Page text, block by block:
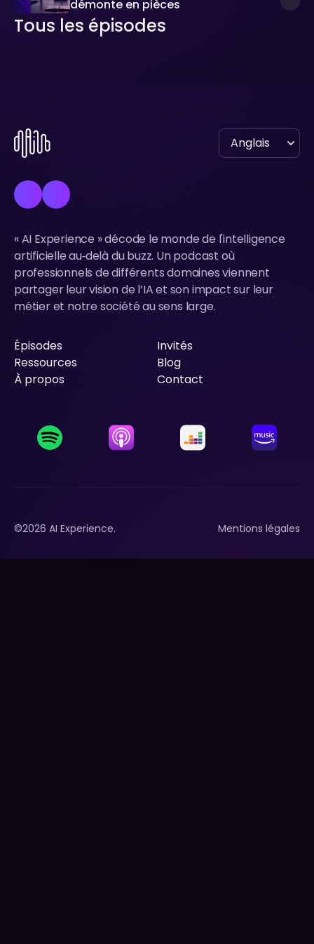
démonte en pièces
Tous les épisodes
« AI Experience » décode le monde de l'intelligence
artificielle au‑delà du buzz. Un podcast où
professionnels de différents domaines viennent
partager leur vision de l’IA et son impact sur leur
métier et notre société au sens large.
Épisodes
Épisodes
Invités
Invités
Ressources
Ressources
Blog
Blog
À propos
Contact
©2026 AI Experience. Mentions légales